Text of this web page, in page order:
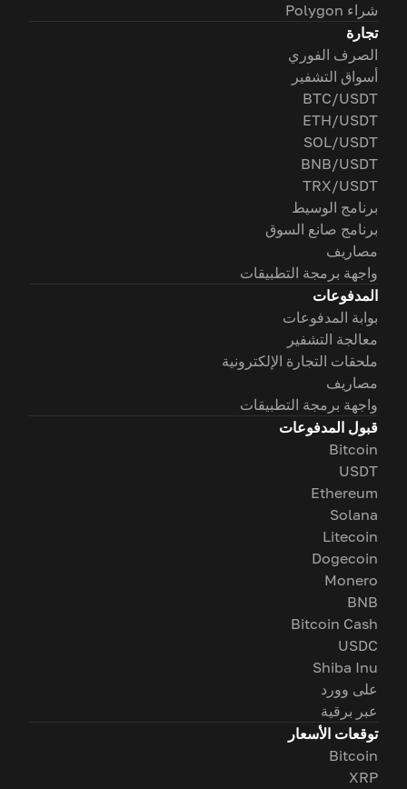
شراء Polygon
تجارة
الصرف الفوري
أسواق التشفير
BTC/USDT
ETH/USDT
SOL/USDT
BNB/USDT
TRX/USDT
برنامج الوسيط
برنامج صانع السوق
مصاريف
واجهة برمجة التطبيقات
المدفوعات
بوابة المدفوعات
معالجة التشفير
ملحقات التجارة الإلكترونية
مصاريف
واجهة برمجة التطبيقات
قبول المدفوعات
Bitcoin
USDT
Ethereum
Solana
Litecoin
Dogecoin
Monero
BNB
Bitcoin Cash
USDC
Shiba Inu
على وورد
عبر برقية
توقعات الأسعار
Bitcoin
XRP